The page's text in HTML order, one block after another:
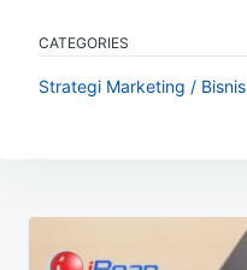
CATEGORIES
Strategi Marketing / Bisnis